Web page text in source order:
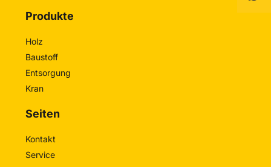
Produkte
Holz
Baustoff
Entsorgung
Kran
Seiten
Kontakt
Service